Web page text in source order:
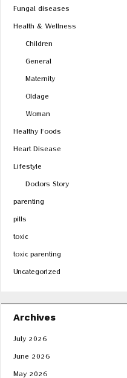
Fungal diseases
Health & Wellness
Children
General
Maternity
Oldage
Woman
Healthy Foods
Heart Disease
Lifestyle
Doctors Story
parenting
pills
toxic
toxic parenting
Uncategorized
Archives
July 2026
June 2026